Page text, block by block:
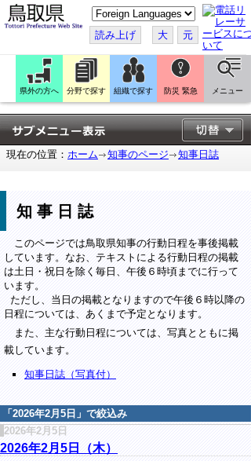
こ
の
ペ
ー
ジ
翻
訳
す
る
読み上げ 大 元
県外の方へ 分野で探す 組織で探す 防災 緊急 メニュー
現在の位置： ホーム 知事のページ 知事日誌
知事日誌
このページでは鳥取県知事の行動日程を事後掲載
しています。なお、テキストによる行動日程の掲載
は土日・祝日を除く毎日、午後６時頃までに行って
います。
ただし、当日の掲載となりますので午後６時以降の
日程については、あくまで予定となります。
また、主な行動日程については、写真とともに掲
載しています。
知事日誌（写真付）
「 2026年2月5日 」で絞込み
2026年2月5日
2026年2月5日（木）